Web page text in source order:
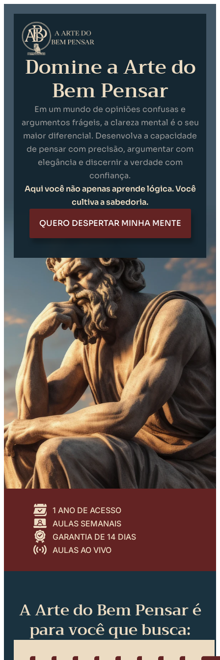
Domine a Arte do
Bem Pensar
Em um mundo de opiniões confusas e
argumentos frágeis, a clareza mental é o seu
maior diferencial. Desenvolva a capacidade
de pensar com precisão, argumentar com
elegância e discernir a verdade com
confiança.
Aqui você não apenas aprende lógica. Você
cultiva a sabedoria.
QUERO DESPERTAR MINHA MENTE
1 ANO DE ACESSO
AULAS SEMANAIS
GARANTIA DE 14 DIAS
AULAS AO VIVO
A Arte do Bem Pensar é
para você que busca: